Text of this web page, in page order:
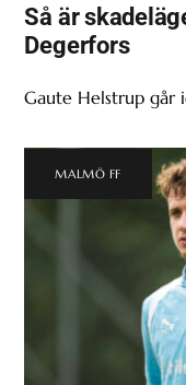
Så är
Degerfors
Gaute Helstrup går
MALMÖ FF